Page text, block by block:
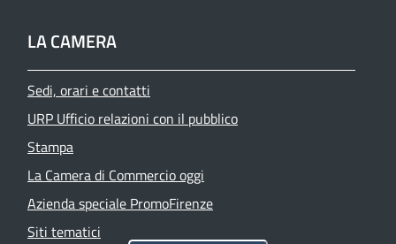
LA CAMERA
Sedi, orari e contatti
URP Ufficio relazioni con il pubblico
Stampa
La Camera di Commercio oggi
Azienda speciale PromoFirenze
Siti tematici